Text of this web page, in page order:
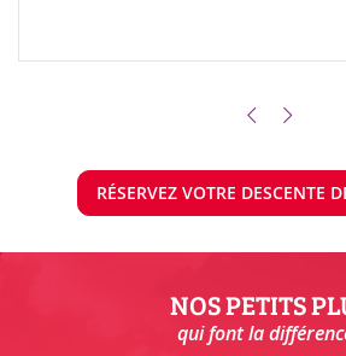
RÉSERVEZ VOTRE DESCENTE
NOS PETITS
qui font la